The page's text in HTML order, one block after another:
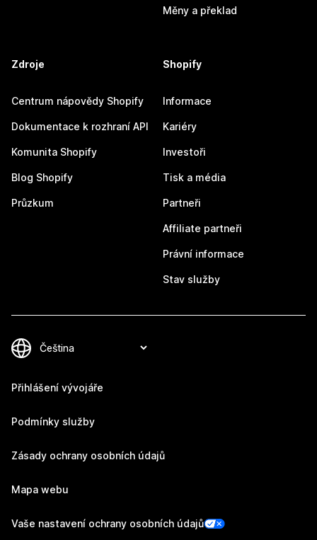
Měny a překlad
Zdroje
Centrum nápovědy Shopify
Dokumentace k rozhraní API
Komunita Shopify
Blog Shopify
Průzkum
Shopify
Informace
Kariéry
Investoři
Tisk a média
Partneři
Affiliate partneři
Právní informace
Stav služby
Přihlášení vývojáře
Podmínky služby
Zásady ochrany osobních údajů
Mapa webu
Vaše nastavení ochrany osobních údajů